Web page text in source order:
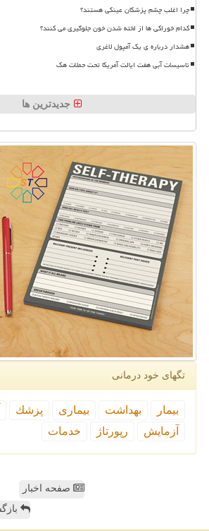
چرا اغلب چشم پزشکان عینکی هستند؟
کدام خوراکی ها از لخته شدن خون جلوگیری می کنند؟
هشدار درباره ی یک آمپول لاغری
تاسیسات آبی هفت ایالت آمریکا تحت حملات هک
جدیدترین ها
تگهای خود درمانی
بیمار بهداشت بیماری پزشك
آزمایش
رپورتاژ خدمات
صفحه اخبار